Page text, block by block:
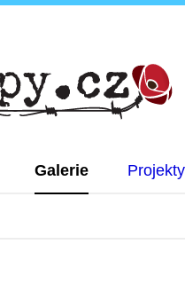
Galerie Projekty